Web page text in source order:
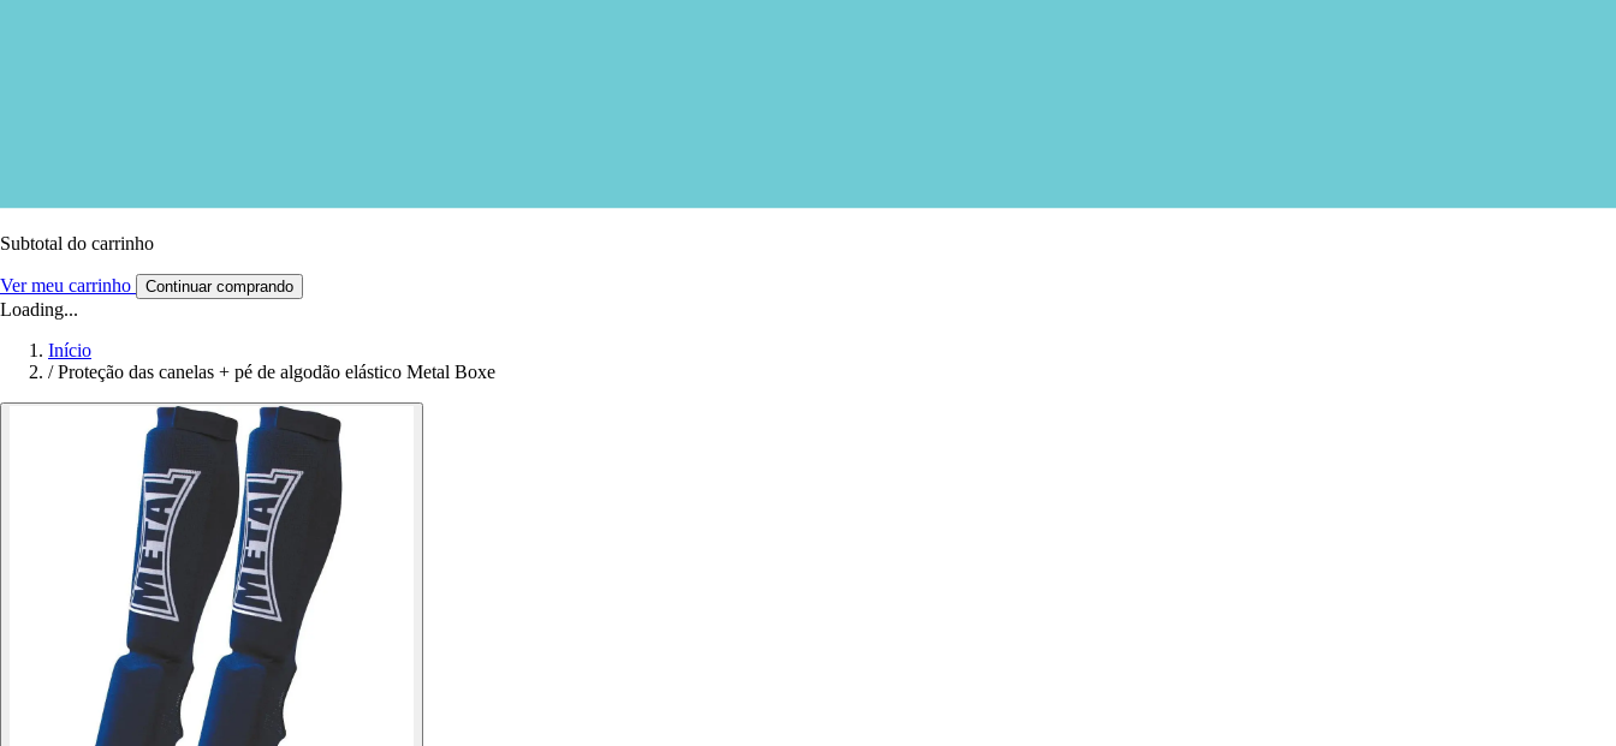
Subtotal do carrinho
Ver meu carrinho Continuar comprando
Loading...
Início
/ Proteção das canelas + pé de algodão elástico Metal Boxe